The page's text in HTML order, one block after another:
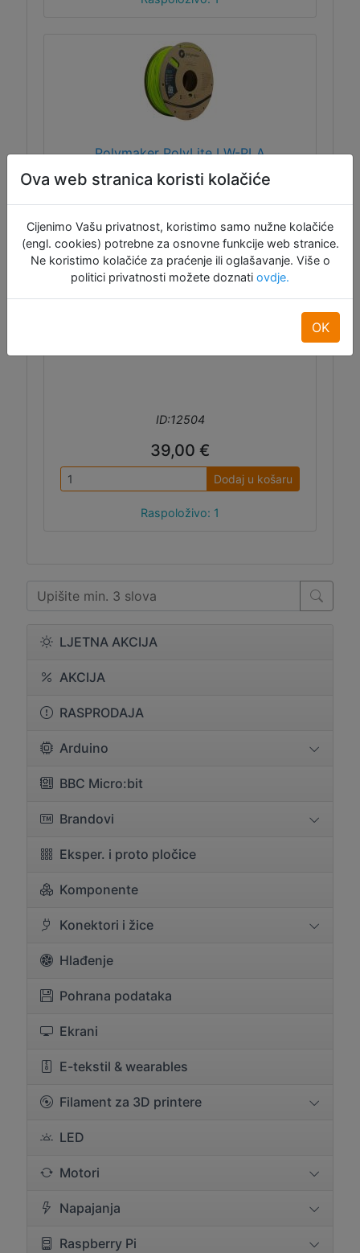
LJETNA AKCIJA
AKCIJA
RASPRODAJA
Arduino
BBC Micro:bit
Brandovi
Eksper. i proto pločice
Komponente
Konektori i žice
Hlađenje
Pohrana podataka
Ekrani
E-tekstil & wearables
Filament za 3D printere
LED
Motori
Napajanja
Raspberry Pi
Polymaker PolyLite LW-PLA
1.75mm svijetlo zelena 800g
PolyLite™ LW-PLA je specijalni pjenasti PLA
koji se printa kao i obični PLA, ali je upola
lakši. LW-PLA je unaprijed pripremljen pa se
ne pjeni kod printanja, temperatura hotenda
ID:12504
39,00 €
Dodaj u košaru
Raspoloživo: 1
Ova web stranica koristi kolačiće
Cijenimo Vašu privatnost, koristimo samo nužne kolačiće
(engl. cookies) potrebne za osnovne funkcije web stranice.
Ne koristimo kolačiće za praćenje ili oglašavanje. Više o
politici privatnosti možete doznati ovdje.
OK